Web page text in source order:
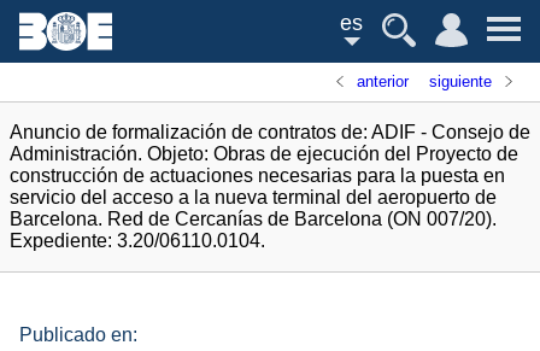
es
anterior siguiente
Anuncio de formalización de contratos de: ADIF - Consejo de
Administración. Objeto: Obras de ejecución del Proyecto de
construcción de actuaciones necesarias para la puesta en
servicio del acceso a la nueva terminal del aeropuerto de
Barcelona. Red de Cercanías de Barcelona (ON 007/20).
Expediente: 3.20/06110.0104.
Publicado en: